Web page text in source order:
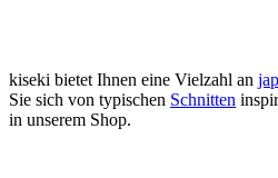
kiseki bietet Ihnen eine Vielzahl an
Sie sich von typischen Schnitten
in unserem Shop.